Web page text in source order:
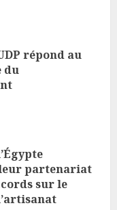
répond au
du
partenariat
sur le